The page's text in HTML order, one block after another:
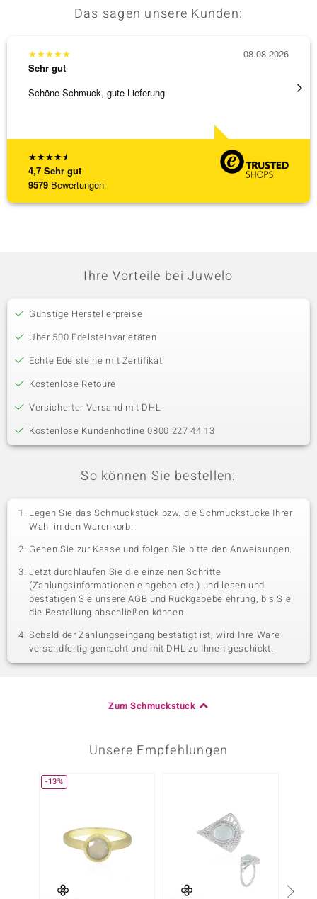
Das sagen unsere Kunden:
★★★★★
4,7 Sehr gut
9579 Bewertungen
★★★★★
Sehr gut
Schöne Schmuck, gute Lieferung
08.08.2026
Ihre Vorteile bei Juwelo
Günstige Herstellerpreise
Über 500 Edelsteinvarietäten
Echte Edelsteine mit Zertifikat
Kostenlose Retoure
Versicherter Versand mit DHL
Kostenlose Kundenhotline 0800 227 44 13
So können Sie bestellen:
Legen Sie das Schmuckstück bzw. die Schmuckstücke Ihrer
Wahl in den Warenkorb.
Gehen Sie zur Kasse und folgen Sie bitte den Anweisungen.
Jetzt durchlaufen Sie die einzelnen Schritte
(Zahlungsinformationen eingeben etc.) und lesen und
bestätigen Sie unsere AGB und Rückgabebelehrung, bis Sie
die Bestellung abschließen können.
Sobald der Zahlungseingang bestätigt ist, wird Ihre Ware
versandfertig gemacht und mit DHL zu Ihnen geschickt.
Zum Schmuckstück
Unsere Empfehlungen
-13%